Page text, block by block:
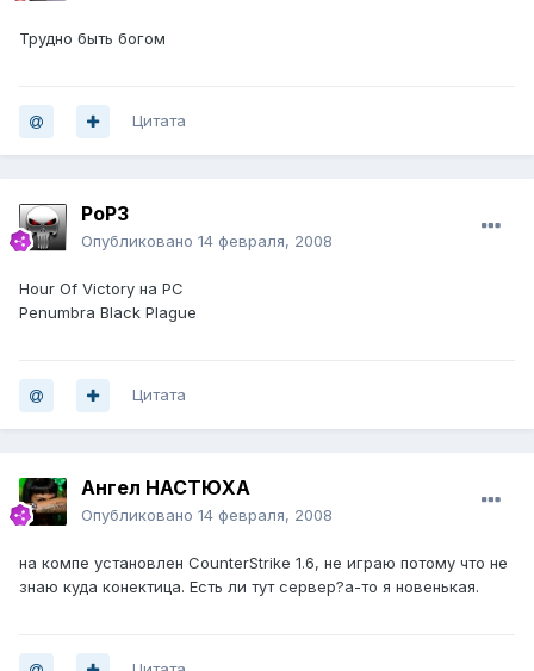
Трудно быть богом
Цитата
PoP3
Опубликовано 14 февраля, 2008
Hour Of Victory на PC
Penumbra Black Plague
Цитата
Ангел НАСТЮХА
Опубликовано 14 февраля, 2008
на компе установлен CounterStrike 1.6, не играю потому что не
знаю куда конектица. Есть ли тут сервер?а-то я новенькая.